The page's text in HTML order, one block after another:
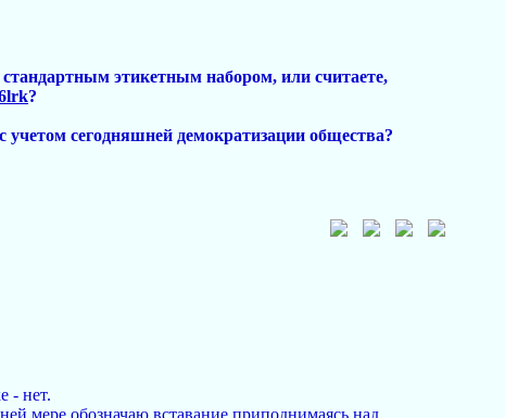
этикетным набором, или считаете,
?
сегодняшней демократизации общества?
- нет.
мере обозначаю вставание приподнимаясь над